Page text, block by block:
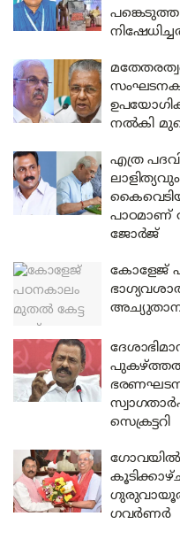
നൽകി
എത്ര
ജോർജ്
കോളേജ്
പുകഴ്ത്തൽ;
സെക്രട്ടറി
ഗോവയിൽ
ഗവർണർ